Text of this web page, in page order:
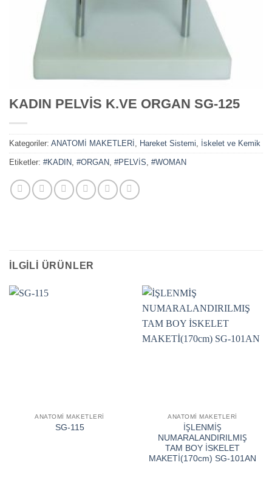
KADIN PELVİS K.VE ORGAN SG-125
Kategoriler: ANATOMİ MAKETLERİ Hareket Sistemi İskelet ve Kemik
Etiketler: #KADIN #ORGAN #PELVİS #WOMAN
İLGILI ÜRÜNLER
ANATOMİ MAKETLERİ
SG-115
ANATOMİ MAKETLERİ
İŞLENMİŞ
NUMARALANDIRILMIŞ
TAM BOY İSKELET
MAKETİ(170cm) SG-101AN